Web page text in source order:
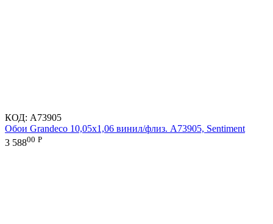
КОД: A73905
Обои Grandeco 10,05х1,06 винил/флиз. A73905, Sentiment
3 58800 Р